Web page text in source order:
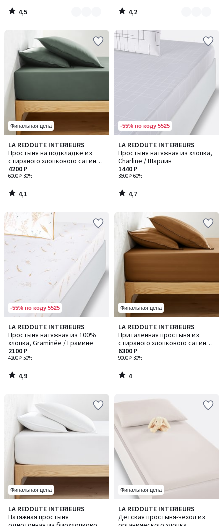
4,5
/
4,2
/
Финальная цена
LA REDOUTE INTERIEURS
Простыня на подкладке из
стираного хлопкового сатина
плотностью 118 нитей/см²,
Victor / Виктор
6000 ₽-30%
4200 ₽
4,1
/ 5
4,1
/
-55% по коду 5525
LA REDOUTE INTERIEURS
Простыня натяжная из хлопка,
Charline / Шарлин
3600 ₽-60%
1440 ₽
4,7
/ 5
4,7
/
-55% по коду 5525
LA REDOUTE INTERIEURS
Простыня натяжная из 100%
хлопка, Graminée / Грамине
4200 ₽-50%
2100 ₽
4,9
/ 5
4,9
/
Финальная цена
LA REDOUTE INTERIEURS
Приталенная простыня из
стираного хлопкового сатина
плотностью 118 нитей/см², в
полоску Victor /Викт
9000 ₽-30%
6300 ₽
4
/
5
4
/
Финальная цена
LA REDOUTE INTERIEURS
Натяжная простыня
4,4
/ 5
Количество
цветов:
Финальная цена
LA REDOUTE INTERIEURS
Детская простыня-чехол из
4,2
/ 5